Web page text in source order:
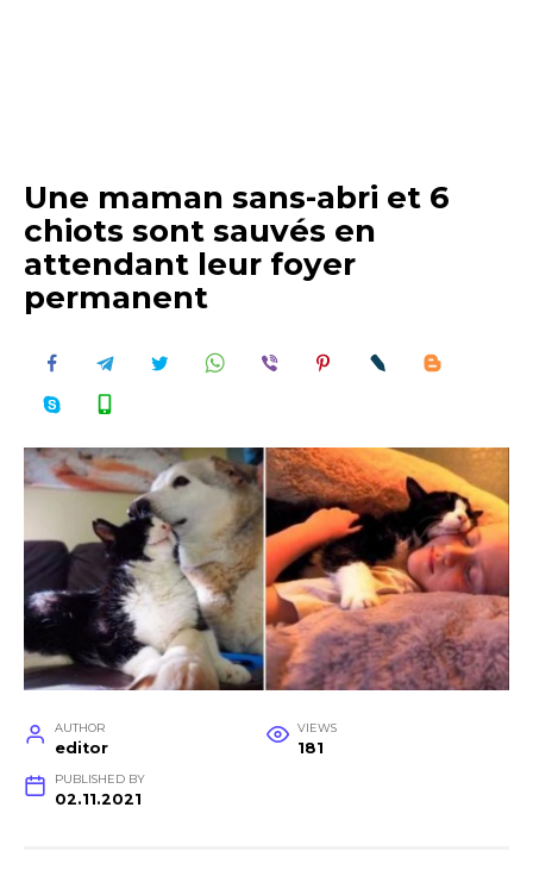
Une maman sans-abri et 6
chiots sont sauvés en
attendant leur foyer
permanent
AUTHOR
editor
VIEWS
181
PUBLISHED BY
02.11.2021